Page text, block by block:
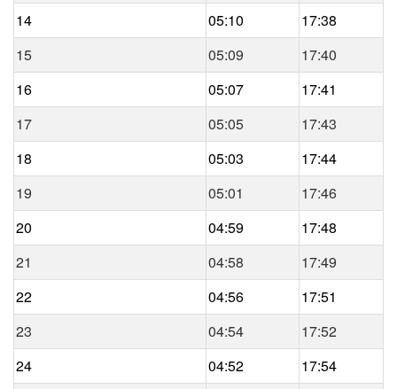
14
05:10
17:38
15
05:09
17:40
16
05:07
17:41
17
05:05
17:43
18
05:03
17:44
19
05:01
17:46
20
04:59
17:48
21
04:58
17:49
22
04:56
17:51
23
04:54
17:52
24
04:52
17:54